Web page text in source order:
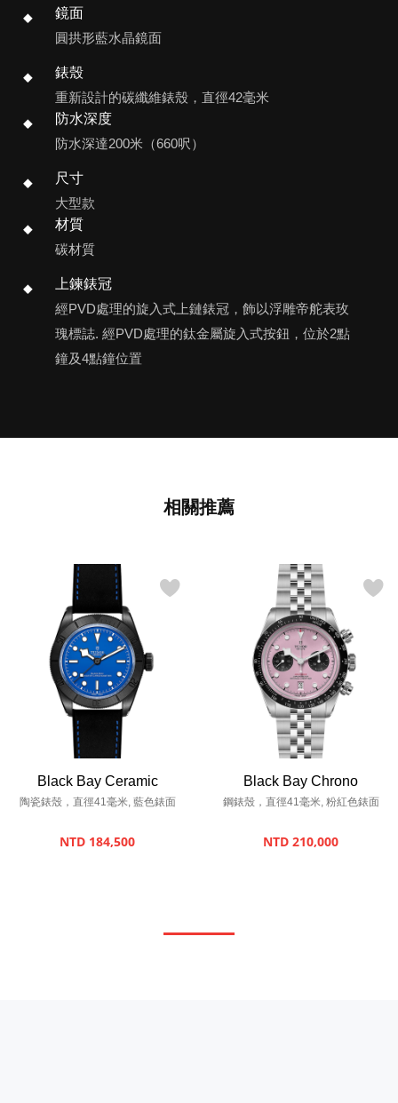
鏡面
圓拱形藍水晶鏡面
錶殼
重新設計的碳纖維錶殼，直徑42毫米
防水深度
防水深達200米（660呎）
尺寸
大型款
材質
碳材質
上鍊錶冠
經PVD處理的旋入式上鏈錶冠，飾以浮雕帝舵表玫
瑰標誌. 經PVD處理的鈦金屬旋入式按鈕，位於2點
鐘及4點鐘位置
相關推薦
Black Bay Ceramic
陶瓷錶殼，直徑41毫米, 藍色錶面
NTD 184,500
Black Bay Chrono
鋼錶殼，直徑41毫米, 粉紅色錶面
NTD 210,000